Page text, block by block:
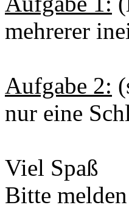
mehrerer
Aufgabe 2:
nur eine
Viel Spaß
Bitte